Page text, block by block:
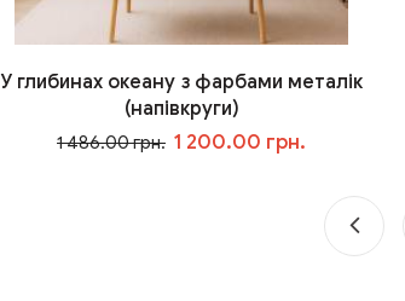
У глибинах океану з фарбами металік
(напівкруги)
1 486.00 грн. 1 200.00 грн.